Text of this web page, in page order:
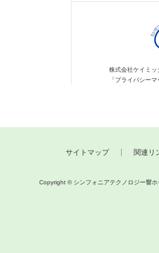
株式会社ケイミッ
「プライバシー
サイトマップ 関連リ
Copyright © シンフォニアテクノロジー響ホ